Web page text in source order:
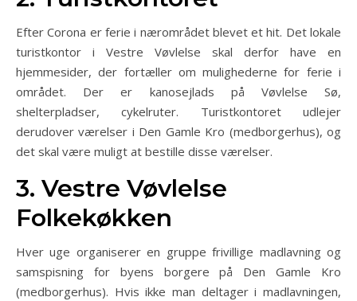
Efter Corona er ferie i nærområdet blevet et hit. Det lokale
turistkontor i Vestre Vøvlelse skal derfor have en
hjemmesider, der fortæller om mulighederne for ferie i
området. Der er kanosejlads på Vøvlelse Sø,
shelterpladser, cykelruter. Turistkontoret udlejer
derudover værelser i Den Gamle Kro (medborgerhus), og
det skal være muligt at bestille disse værelser.
3. Vestre Vøvlelse
Folkekøkken
Hver uge organiserer en gruppe frivillige madlavning og
samspisning for byens borgere på Den Gamle Kro
(medborgerhus). Hvis ikke man deltager i madlavningen,